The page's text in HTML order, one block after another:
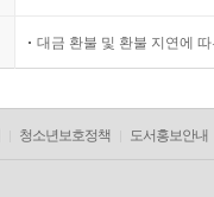
대금 환불 및 환불 지연에
청소년보호정책 도서홍보안내